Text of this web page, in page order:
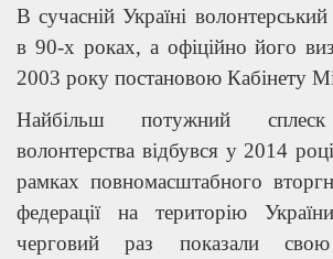
В сучасній Україні
в 90-х роках, а офіційно його
2003 року постановою Кабінету
Найбільш потужний сплеск
волонтерства відбувся у 2014
рамках повномасштабного
федерації на територію
черговий раз показали свою